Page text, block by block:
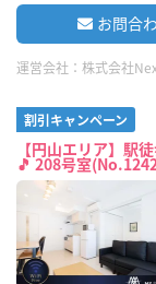
お問合
運営会社： 株式会社
割引キャンペーン
【円山エリア】駅
🎵 208号室